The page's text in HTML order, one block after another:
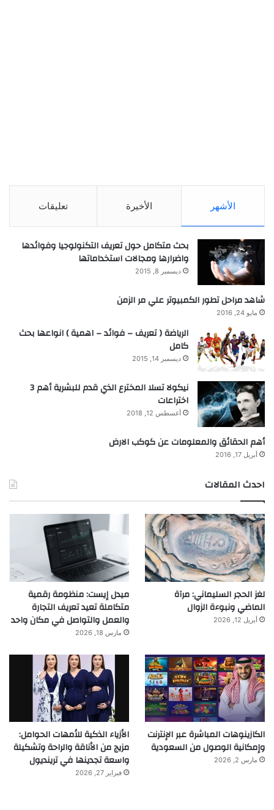
الأشهر الأخيرة تعليقات
بحث متكامل حول تعريف التكنولوجيا وفوائدها
واضرارها ومجالات استخداماتها
ديسمبر 8, 2015
شاهد مراحل تطور الكمبيوتر علي مر الزمن
مايو 24, 2016
الرياضة ( تعريف – فوائد – اهمية ) انواعها بحث
كامل
ديسمبر 14, 2015
نيكولا تسلا المخترع الذي قدم للبشرية أهم 3
اختراعات
أغسطس 12, 2018
أهم الحقائق والمعلومات عن كوكب الارض
أبريل 17, 2016
احدث المقالات
لغز الحجر السليماني: مرآة
الماضي ونبوءة الزوال
أبريل 12, 2026
ميدل إيست: منظومة رقمية
متكاملة تعيد تعريف التجارة
والعمل والتواصل في مكان واحد
مارس 18, 2026
الكازينوهات المباشرة عبر الإنترنت
وإمكانية الوصول من السعودية
مارس 2, 2026
الأزياء الذكية للأمهات الحوامل:
مزيج من الأناقة والراحة وتشكيلة
واسعة تجدينها في ترينديول
فبراير 27, 2026